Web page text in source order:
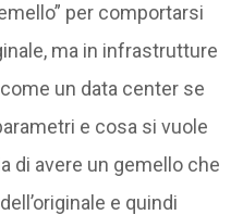
per comportarsi
ma in infrastrutture
un data center se
e cosa si vuole
di avere un gemello che
e quindi